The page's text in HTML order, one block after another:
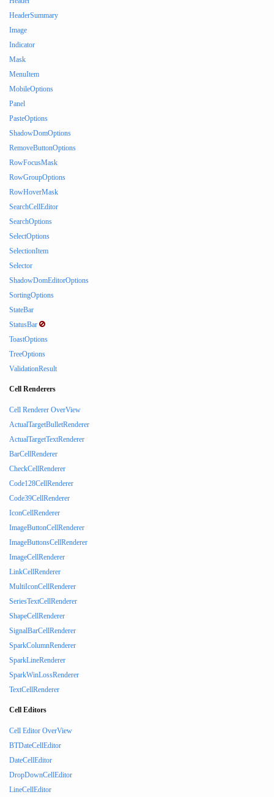
HeaderSummary
Image
Indicator
Mask
MenuItem
MobileOptions
Panel
PasteOptions
ShadowDomOptions
RemoveButtonOptions
RowFocusMask
RowGroupOptions
RowHoverMask
SearchCellEditor
SearchOptions
SelectOptions
SelectionItem
Selector
ShadowDomEditorOptions
SortingOptions
StateBar
StatusBar
ToastOptions
TreeOptions
ValidationResult
Cell Renderers
Cell Renderer OverView
ActualTargetBulletRenderer
ActualTargetTextRenderer
BarCellRenderer
CheckCellRenderer
Code128CellRenderer
Code39CellRenderer
IconCellRenderer
ImageButtonCellRenderer
ImageButtonsCellRenderer
ImageCellRenderer
LinkCellRenderer
MultiIconCellRenderer
SeriesTextCellRenderer
ShapeCellRenderer
SignalBarCellRenderer
SparkColumnRenderer
SparkLineRenderer
SparkWinLossRenderer
TextCellRenderer
Cell Editors
Cell Editor OverView
BTDateCellEditor
DateCellEditor
DropDownCellEditor
LineCellEditor